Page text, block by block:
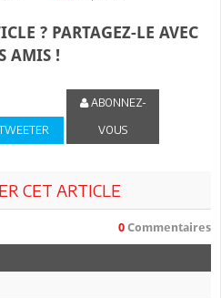
? PARTAGEZ-LE AVEC
AMIS !
ABONNEZ-
VOUS
CET ARTICLE
0 Commentaires